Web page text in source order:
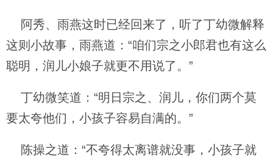
阿秀、雨燕这时已经回来了，听了丁幼微解释
这则小故事，雨燕道：“咱们宗之小郎君也有这么
聪明，润儿小娘子就更不用说了。”
丁幼微笑道：“明日宗之、润儿，你们两个莫
要太夸他们，小孩子容易自满的。”
陈操之道：“不夸得太离谱就没事，小孩子就